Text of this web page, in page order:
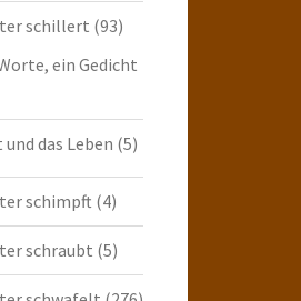
schillert (93)
ein Gedicht
das Leben (5)
schimpft (4)
schraubt (5)